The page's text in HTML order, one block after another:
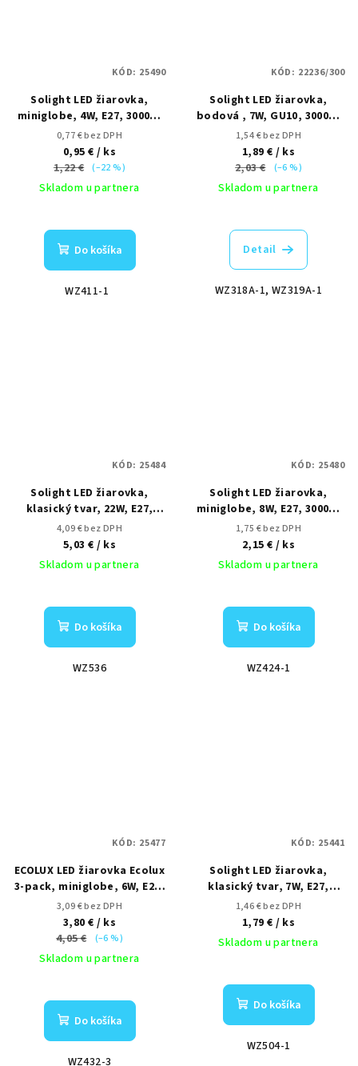
Solight LED žiarovka,
miniglobe, 4W, E27, 3000K,
340lm
0,77 € bez DPH
0,95 € / ks
1,22 € (–22 %)
Skladom u partnera
Do košíka
WZ411-1
KÓD: 25490
Solight LED žiarovka,
bodová , 7W, GU10, 3000K,
4000K, 595lm, biela
1,54 € bez DPH
1,89 € / ks
2,03 €
(–6 %)
Skladom u partnera
Detail
WZ318A-1, WZ319A-1
KÓD: 22236/300
Solight LED žiarovka,
klasický tvar, 22W, E27,
4000K, 270°, 2090lm
4,09 € bez DPH
5,03 € / ks
Skladom u partnera
Do košíka
WZ536
KÓD: 25484
Solight LED žiarovka,
miniglobe, 8W, E27, 3000K,
720lm
1,75 € bez DPH
2,15 € / ks
Skladom u partnera
Do košíka
WZ424-1
KÓD: 25480
ECOLUX LED žiarovka Ecolux
3-pack, miniglobe, 6W, E27,
3000K, 450lm, 3ks
3,09 € bez DPH
3,80 € / ks
4,05 €
(–6 %)
Skladom u partnera
Do košíka
WZ432-3
KÓD: 25477
Solight LED žiarovka,
klasický tvar, 7W, E27,
3000K, 270°, 595lm
1,46 € bez DPH
1,79 € / ks
Skladom u partnera
Do košíka
WZ504-1
KÓD: 25441